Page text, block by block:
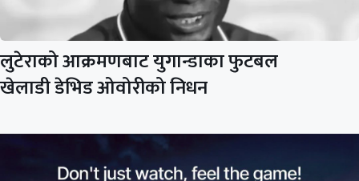
लुटेराको आक्रमणबाट युगान्डाका फुटबल
खेलाडी डेभिड ओवोरीको निधन